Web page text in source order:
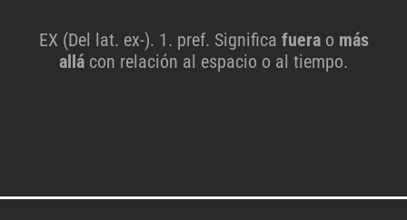
EX (Del lat. ex-). 1. pref. Significa fuera o más
allá con relación al espacio o al tiempo.